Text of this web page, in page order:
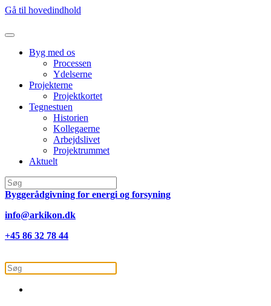
Gå til hovedindhold
Byg med os
Processen
Ydelserne
Projekterne
Projektkortet
Tegnestuen
Historien
Kollegaerne
Arbejdslivet
Projektrummet
Aktuelt
Byggerådgivning for energi og forsyning
info@arkikon.dk
+45 86 32 78 44